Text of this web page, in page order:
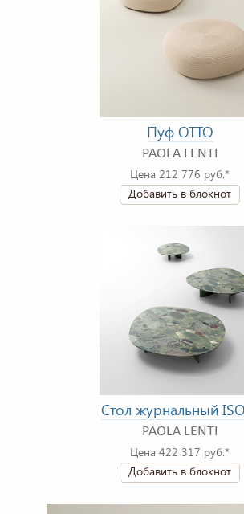
Пуф OTTO
PAOLA LENTI
Цена 212 776 руб.*
Добавить в блокнот
Стол журнальный
PAOLA LENTI
Цена 422 317 руб.*
Добавить в блокнот